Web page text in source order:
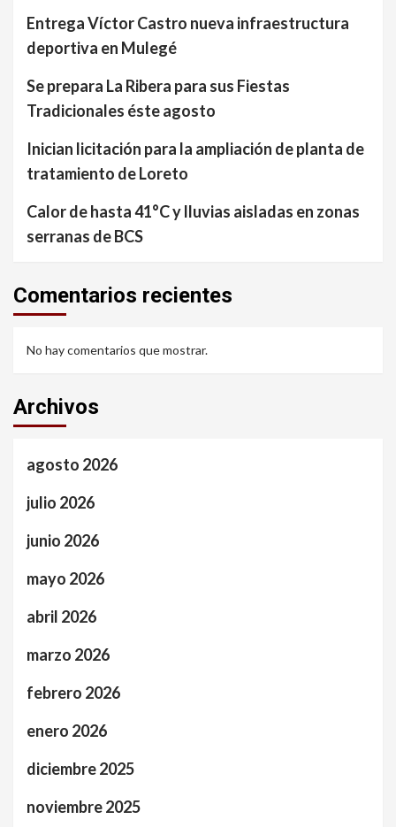
Entrega Víctor Castro nueva infraestructura
deportiva en Mulegé
Se prepara La Ribera para sus Fiestas
Tradicionales éste agosto
Inician licitación para la ampliación de planta de
tratamiento de Loreto
Calor de hasta 41°C y lluvias aisladas en zonas
serranas de BCS
Comentarios recientes
No hay comentarios que mostrar.
Archivos
agosto 2026
julio 2026
junio 2026
mayo 2026
abril 2026
marzo 2026
febrero 2026
enero 2026
diciembre 2025
noviembre 2025